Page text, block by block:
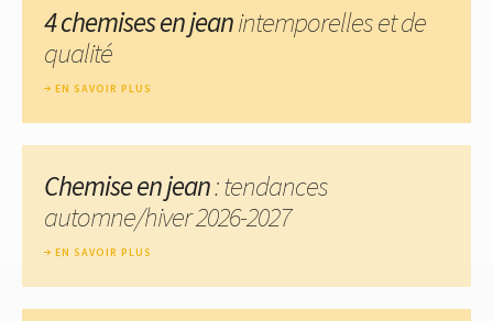
4 chemises en jeanintemporelles et de
qualité
EN SAVOIR PLUS
Chemise en jean: tendances
automne/hiver 2026-2027
EN SAVOIR PLUS